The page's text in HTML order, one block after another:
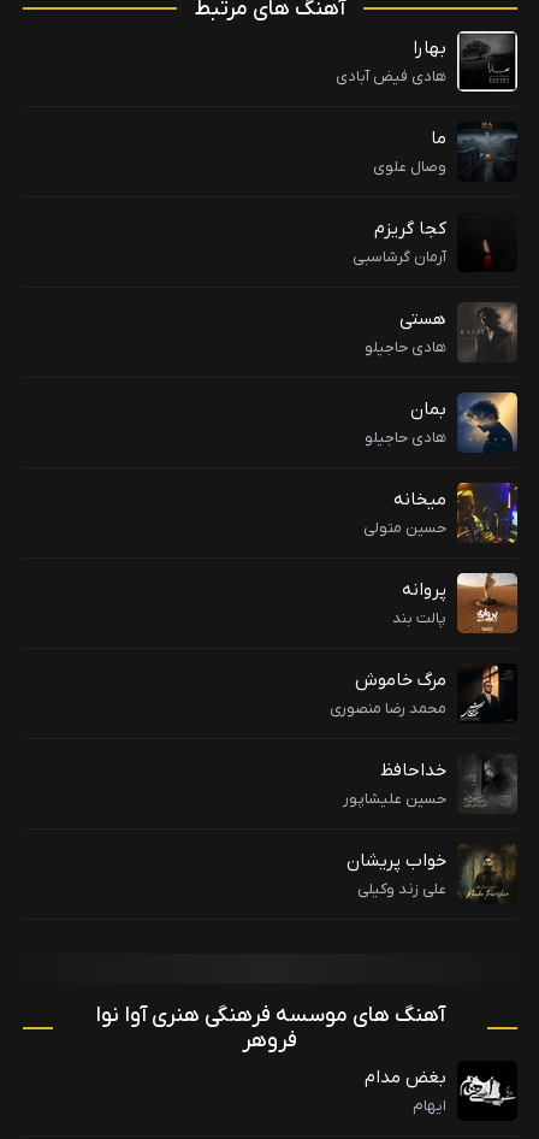
آهنگ های مرتبط
بهارا
هادی فیض آبادی
ما
وصال علوی
کجا گریزم
آرمان گرشاسبی
هستی
هادی حاجیلو
بمان
هادی حاجیلو
میخانه
حسین متولی
پروانه
پالت بند
مرگ خاموش
محمد رضا منصوری
خداحافظ
حسین علیشاپور
خواب پریشان
علی زند وکیلی
آهنگ های موسسه فرهنگی هنری آوا نوا
فروهر
بغض مدام
ایهام